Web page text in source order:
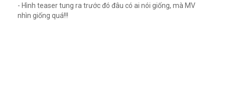
- Hình teaser tung ra trước đó đâu có ai nói giống, mà MV
nhìn giống quá!!!